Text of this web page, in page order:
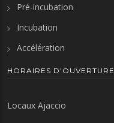
Pré-incubation
Incubation
Accélération
HORAIRES D'OUVERTURE
Locaux Ajaccio